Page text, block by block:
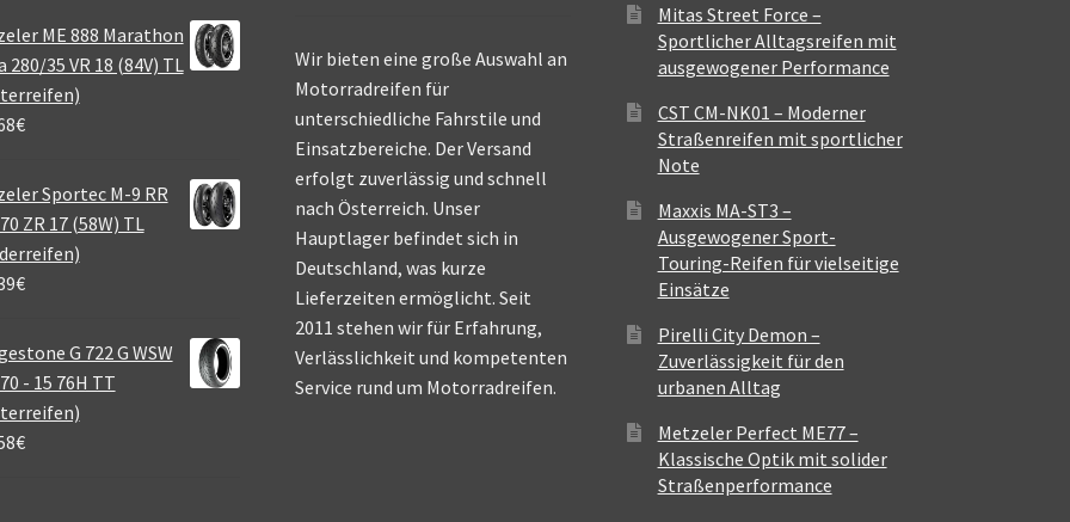
ME 888 Marathon
280/35 VR 18 (84V) TL
€
Sportec M-9 RR
ZR 17 (58W) TL
€
G 722 G WSW
- 15 76H TT
€
Wir bieten eine große Auswahl an
Motorradreifen für
unterschiedliche Fahrstile und
Einsatzbereiche. Der Versand
erfolgt zuverlässig und schnell
nach Österreich. Unser
Hauptlager befindet sich in
Deutschland, was kurze
Lieferzeiten ermöglicht. Seit
2011 stehen wir für Erfahrung,
Verlässlichkeit und kompetenten
Service rund um Motorradreifen.
Mitas Street Force –
Sportlicher Alltagsreifen mit
ausgewogener Performance
CST CM-NK01 – Moderner
Straßenreifen mit sportlicher
Note
Maxxis MA-ST3 –
Ausgewogener Sport-
Touring-Reifen für vielseitige
Einsätze
Pirelli City Demon –
Zuverlässigkeit für den
urbanen Alltag
Metzeler Perfect ME77 –
Klassische Optik mit solider
Straßenperformance